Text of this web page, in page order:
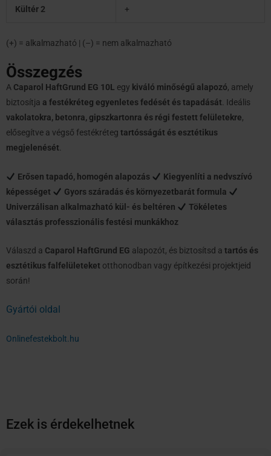
Kültér 2 +
(+) = alkalmazható | (–) = nem alkalmazható
Összegzés
A Caparol HaftGrund EG 10L egy kiváló minőségű alapozó, amely
biztosítja a festékréteg egyenletes fedését és tapadását. Ideális
vakolatokra, betonra, gipszkartonra és régi festett felületekre,
elősegítve a végső festékréteg tartósságát és esztétikus
megjelenését.
Erősen tapadó, homogén alapozás
Kiegyenlíti a nedvszívó
képességet
Gyors száradás és környezetbarát formula
Univerzálisan alkalmazható kül- és beltéren
Tökéletes
választás professzionális festési munkákhoz
Válaszd a Caparol HaftGrund EG alapozót, és biztosítsd a tartós és
esztétikus falfelületeket otthonodban vagy építkezési projektjeid
során!
Gyártói oldal
Onlinefestekbolt.hu
Ezek is érdekelhetnek